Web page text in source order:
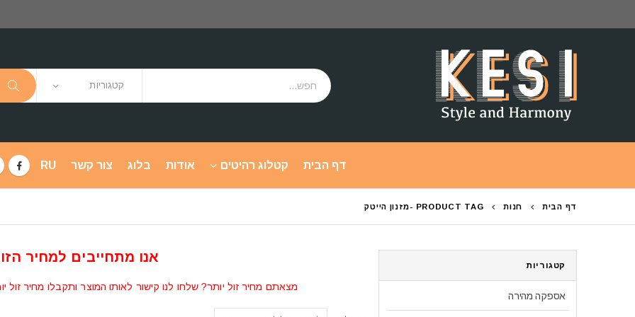
קטגוריות
דף הבית קטלוג רהיטים אודות בלוג צור קשר RU
דף הבית חנות PRODUCT TAG - מזנון הייטק
אנו מתחייבים למחיר
מצאתם מחיר זול יותר? שלחו לנו קישור לאותו המוצר ותקבלו מחיר זול
קטגוריות
אספקה מהירה